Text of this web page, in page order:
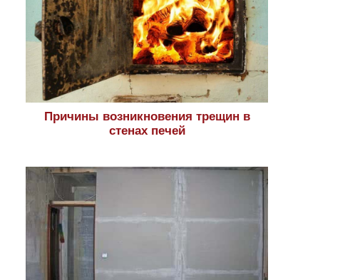
Причины возникновения трещин в
стенах печей